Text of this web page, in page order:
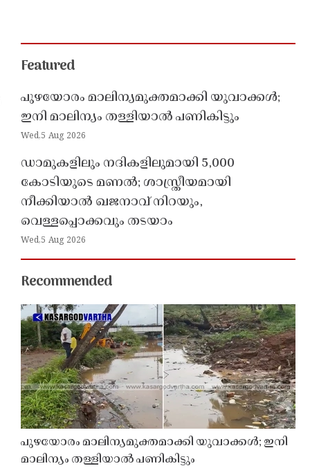
Featured
പുഴയോരം മാലിന്യമുക്തമാക്കി യുവാക്കൾ;
ഇനി മാലിന്യം തള്ളിയാൽ പണികിട്ടും
Wed,5 Aug 2026
ഡാമുകളിലും നദികളിലുമായി 5,000
കോടിയുടെ മണൽ; ശാസ്ത്രീയമായി
നീക്കിയാൽ ഖജനാവ് നിറയും,
വെള്ളപ്പൊക്കവും തടയാം
Wed,5 Aug 2026
Recommended
പുഴയോരം മാലിന്യമുക്തമാക്കി യുവാക്കൾ; ഇനി
മാലിന്യം തള്ളിയാൽ പണികിട്ടും